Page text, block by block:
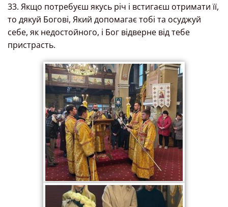
33. Якщо потребуєш якусь річ і встигаєш отримати її,
то дякуй Богові, Який допомагає тобі та осуджуй
себе, як недостойного, і Бог відверне від тебе
пристрасть.